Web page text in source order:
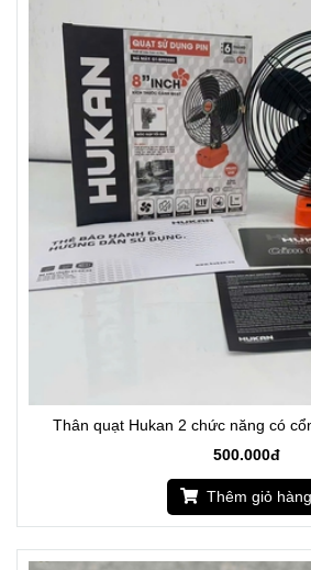
Thân quạt Hukan 2 chức năng có
500.000đ
Thêm giỏ hàng